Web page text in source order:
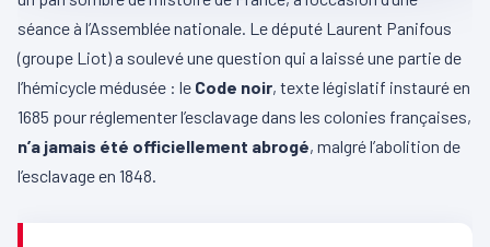
séance à l’Assemblée nationale. Le député Laurent Panifous
(groupe Liot) a soulevé une question qui a laissé une partie de
l’hémicycle médusée : le Code noir, texte législatif instauré en
1685 pour réglementer l’esclavage dans les colonies françaises,
n’a jamais été officiellement abrogé, malgré l’abolition de
l’esclavage en 1848.